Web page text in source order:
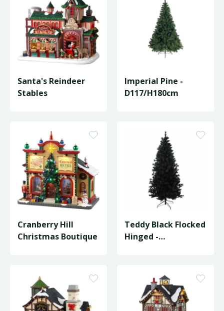
Santa's Reindeer
Stables
Imperial Pine -
D117/H180cm
Cranberry Hill
Christmas Boutique
Teddy Black Flocked
Hinged -